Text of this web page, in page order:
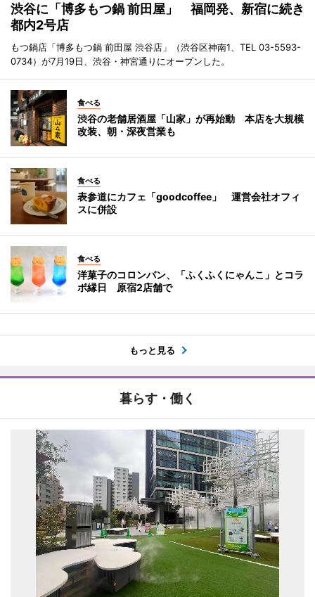
渋谷に「博多もつ鍋 前田屋」 福岡発、新宿に続き
都内2号店
もつ鍋店「博多もつ鍋 前田屋 渋谷店」（渋谷区神南1、TEL 03-5593-
0734）が7月19日、渋谷・神宮通りにオープンした。
食べる
渋谷の老舗居酒屋「山家」が再始動 本店を大規模
改装、朝・深夜営業も
食べる
表参道にカフェ「goodcoffee」 運営会社オフィ
スに併設
食べる
洋菓子のコロンバン、「ふくふくにゃんこ」とコラ
ボ縁日 原宿2店舗で
もっと見る
暮らす・働く